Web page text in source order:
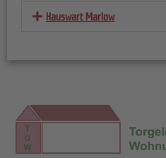
Hauswart Marlow